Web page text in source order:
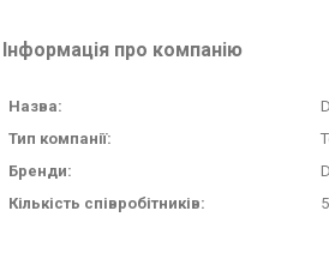
Інформація про компанію
Назва:
Тип компанії:
Бренди:
Кількість співробітників: